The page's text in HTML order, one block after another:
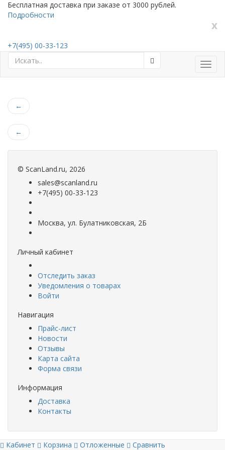
Бесплатная доставка при заказе от 3000 рублей.
Подробности
x
+7(495) 00-33-123
←
←
© ScanLand.ru, 2026
sales@scanland.ru
+7(495) 00-33-123
Москва, ул. Булатниковская, 2Б
Личный кабинет
Отследить заказ
Уведомления о товарах
Войти
Навигация
Прайс-лист
Новости
Отзывы
Карта сайта
Форма связи
Информация
Доставка
Контакты
Кабинет Корзина Отложенные Сравнить